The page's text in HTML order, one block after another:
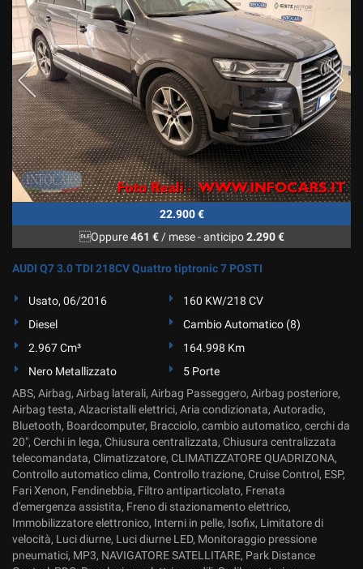
22.900 €
Oppure461 €/ mese-anticipo2.290 €
AUDI Q7 3.0 TDI 218CV Quattro tiptronic 7 POSTI
Usato, 06/2016
160 KW/218 CV
Diesel
Cambio Automatico (8)
2.967 Cm³
164.998 Km
Nero Metallizzato
5 Porte
ABS, Airbag, Airbag laterali, Airbag Passeggero, Airbag posteriore,
Airbag testa, Alzacristalli elettrici, Aria condizionata, Autoradio,
Bluetooth, Boardcomputer, Bracciolo, cambio automatico, cerchi da
20", Cerchi in lega, Chiusura centralizzata, Chiusura centralizzata
telecomandata, Climatizzatore, CLIMATIZZATORE QUADRIZONA,
Controllo automatico clima, Controllo trazione, Cruise Control, ESP,
Fari Xenon, Fendinebbia, Filtro antiparticolato, Frenata
d'emergenza assistita, Freno di stazionamento elettrico,
Immobilizzatore elettronico, Interni in pelle, Isofix, Limitatore di
velocità, Luci diurne, Luci diurne LED, Monitoraggio pressione
pneumatici, MP3, NAVIGATORE SATELLITARE, Park Distance